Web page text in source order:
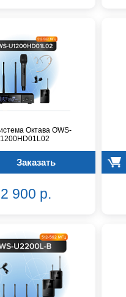
Октава OWS-
Заказать
900 р.